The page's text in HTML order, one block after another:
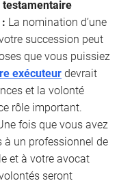
testamentaire
La nomination d’une
succession peut
que vous puissiez
exécuteur devrait
et la volonté
rôle important.
fois que vous avez
à un professionnel de
et à votre avocat
seront